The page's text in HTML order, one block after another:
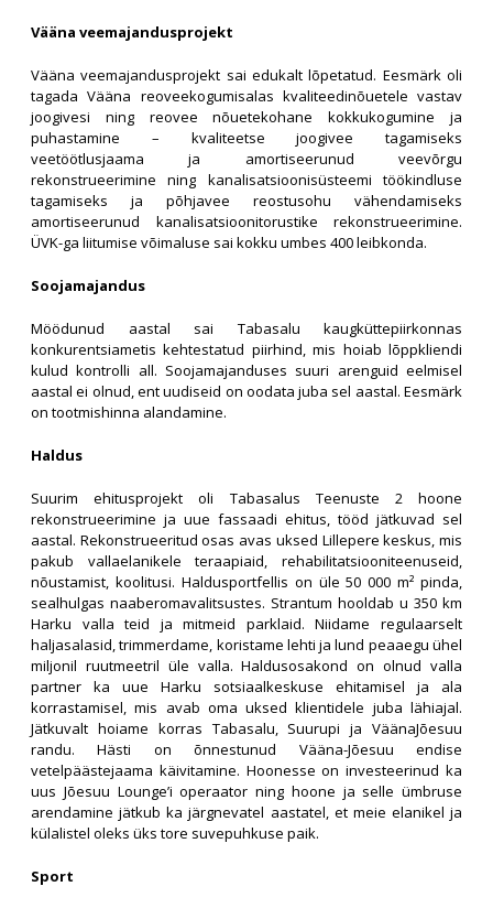
Vääna veemajandusprojekt
Vääna veemajandusprojekt sai edukalt lõpetatud. Eesmärk oli
tagada Vääna reoveekogumisalas kvaliteedinõuetele vastav
joogivesi ning reovee nõuetekohane kokkukogumine ja
puhastamine – kvaliteetse joogivee tagamiseks
veetöötlusjaama ja amortiseerunud veevõrgu
rekonstrueerimine ning kanalisatsioonisüsteemi töökindluse
tagamiseks ja põhjavee reostusohu vähendamiseks
amortiseerunud kanalisatsioonitorustike rekonstrueerimine.
ÜVK-ga liitumise võimaluse sai kokku umbes 400 leibkonda.
Soojamajandus
Möödunud aastal sai Tabasalu kaugküttepiirkonnas
konkurentsiametis kehtestatud piirhind, mis hoiab lõppkliendi
kulud kontrolli all. Soojamajanduses suuri arenguid eelmisel
aastal ei olnud, ent uudiseid on oodata juba sel aastal. Eesmärk
on tootmishinna alandamine.
Haldus
Suurim ehitusprojekt oli Tabasalus Teenuste 2 hoone
rekonstrueerimine ja uue fassaadi ehitus, tööd jätkuvad sel
aastal. Rekonstrueeritud osas avas uksed Lillepere keskus, mis
pakub vallaelanikele teraapiaid, rehabilitatsiooniteenuseid,
nõustamist, koolitusi. Haldusportfellis on üle 50 000 m² pinda,
sealhulgas naaberomavalitsustes. Strantum hooldab u 350 km
Harku valla teid ja mitmeid parklaid. Niidame regulaarselt
haljasalasid, trimmerdame, koristame lehti ja lund peaaegu ühel
miljonil ruutmeetril üle valla. Haldusosakond on olnud valla
partner ka uue Harku sotsiaalkeskuse ehitamisel ja ala
korrastamisel, mis avab oma uksed klientidele juba lähiajal.
Jätkuvalt hoiame korras Tabasalu, Suurupi ja VäänaJõesuu
randu. Hästi on õnnestunud Vääna-Jõesuu endise
vetelpäästejaama käivitamine. Hoonesse on investeerinud ka
uus Jõesuu Lounge’i operaator ning hoone ja selle ümbruse
arendamine jätkub ka järgnevatel aastatel, et meie elanikel ja
külalistel oleks üks tore suvepuhkuse paik.
Sport